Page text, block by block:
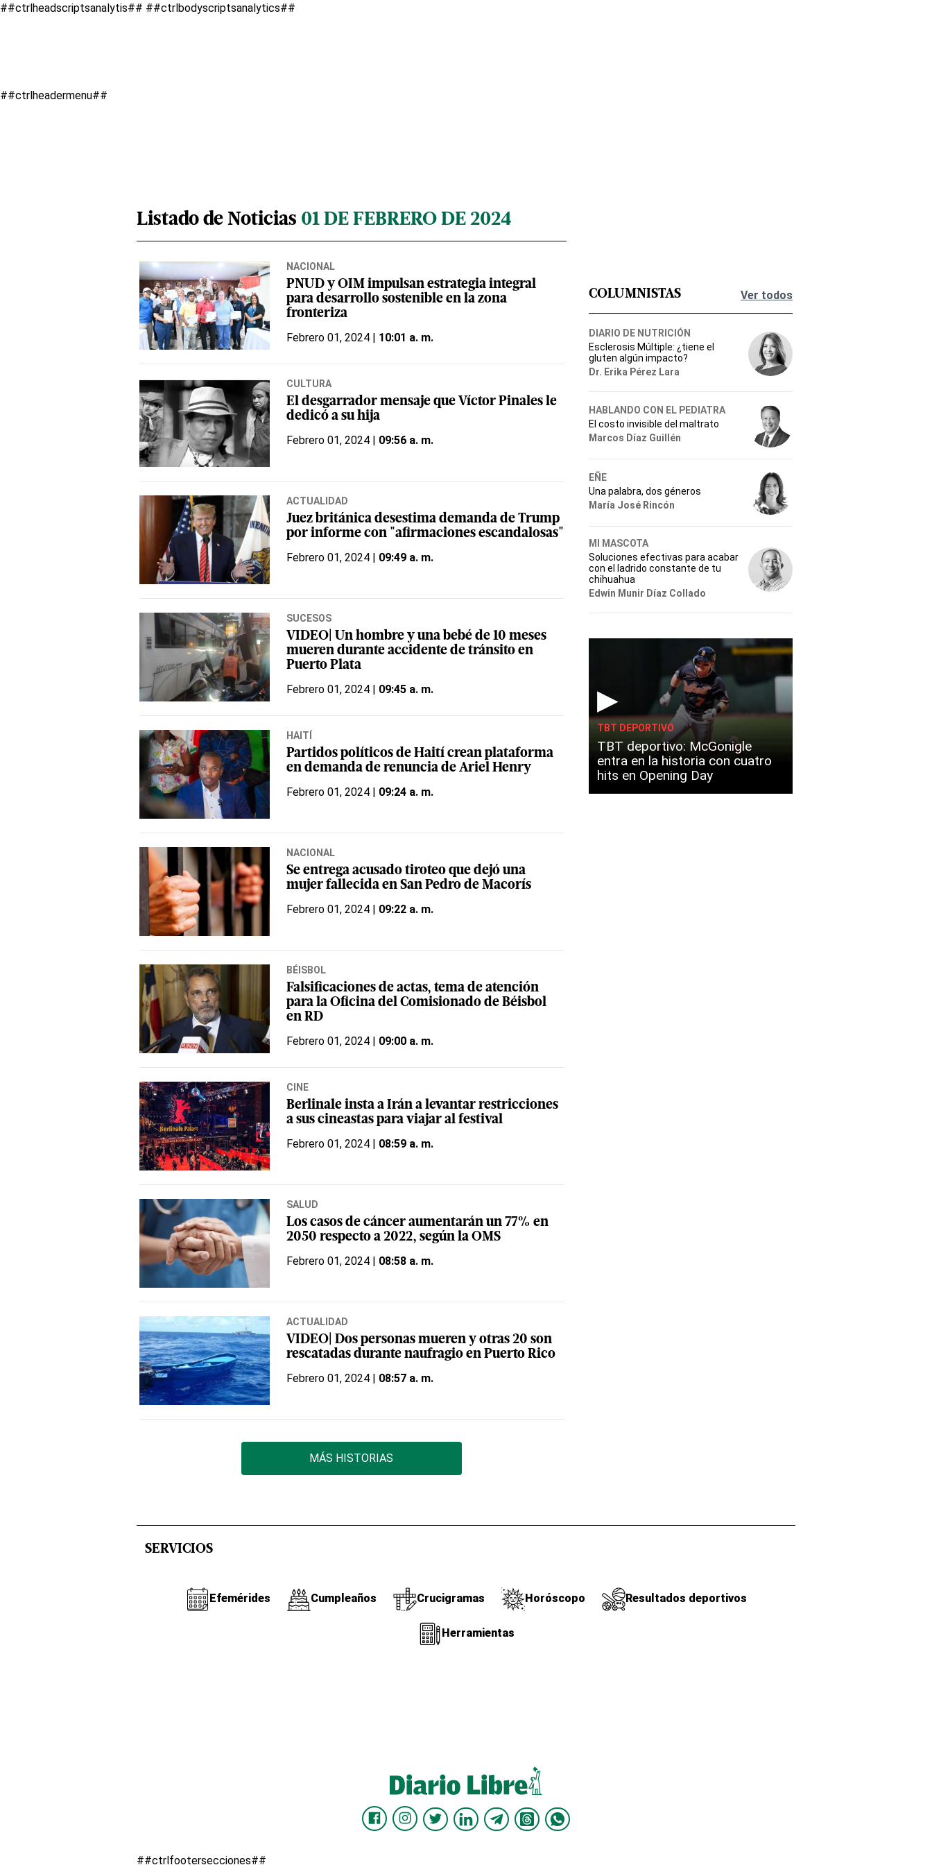
##ctrlheadscriptsanalytis## ##ctrlbodyscriptsanalytics##
##ctrlheadermenu##
Listado de Noticias 01 DE FEBRERO DE 2024
NACIONAL
PNUD y OIM impulsan estrategia integral
para desarrollo sostenible en la zona
fronteriza
Febrero 01, 2024 | 10:01 a. m.
CULTURA
El desgarrador mensaje que Víctor Pinales le
dedicó a su hija
Febrero 01, 2024 | 09:56 a. m.
ACTUALIDAD
Juez británica desestima demanda de Trump
por informe con "afirmaciones escandalosas"
Febrero 01, 2024 | 09:49 a. m.
SUCESOS
VIDEO| Un hombre y una bebé de 10 meses
mueren durante accidente de tránsito en
Puerto Plata
Febrero 01, 2024 | 09:45 a. m.
HAITÍ
Partidos políticos de Haití crean plataforma
en demanda de renuncia de Ariel Henry
Febrero 01, 2024 | 09:24 a. m.
NACIONAL
Se entrega acusado tiroteo que dejó una
mujer fallecida en San Pedro de Macorís
Febrero 01, 2024 | 09:22 a. m.
BÉISBOL
Falsificaciones de actas, tema de atención
para la Oficina del Comisionado de Béisbol
en RD
Febrero 01, 2024 | 09:00 a. m.
CINE
Berlinale insta a Irán a levantar restricciones
a sus cineastas para viajar al festival
Febrero 01, 2024 | 08:59 a. m.
SALUD
Los casos de cáncer aumentarán un 77% en
2050 respecto a 2022, según la OMS
Febrero 01, 2024 | 08:58 a. m.
ACTUALIDAD
VIDEO| Dos personas mueren y otras 20 son
rescatadas durante naufragio en Puerto Rico
Febrero 01, 2024 | 08:57 a. m.
MÁS HISTORIAS
Ver todos
COLUMNISTAS
DIARIO DE NUTRICIÓN
Esclerosis Múltiple: ¿tiene el
gluten algún impacto?
Dr. Erika Pérez Lara
HABLANDO CON EL PEDIATRA
El costo invisible del maltrato
Marcos Díaz Guillén
EÑE
Una palabra, dos géneros
María José Rincón
MI MASCOTA
Soluciones efectivas para acabar
con el ladrido constante de tu
chihuahua
Edwin Munir Díaz Collado
▶
TBT DEPORTIVO
TBT deportivo: McGonigle
entra en la historia con cuatro
hits en Opening Day
SERVICIOS
Efemérides Cumpleaños Crucigramas Horóscopo Resultados deportivos
Herramientas
##ctrlfootersecciones##